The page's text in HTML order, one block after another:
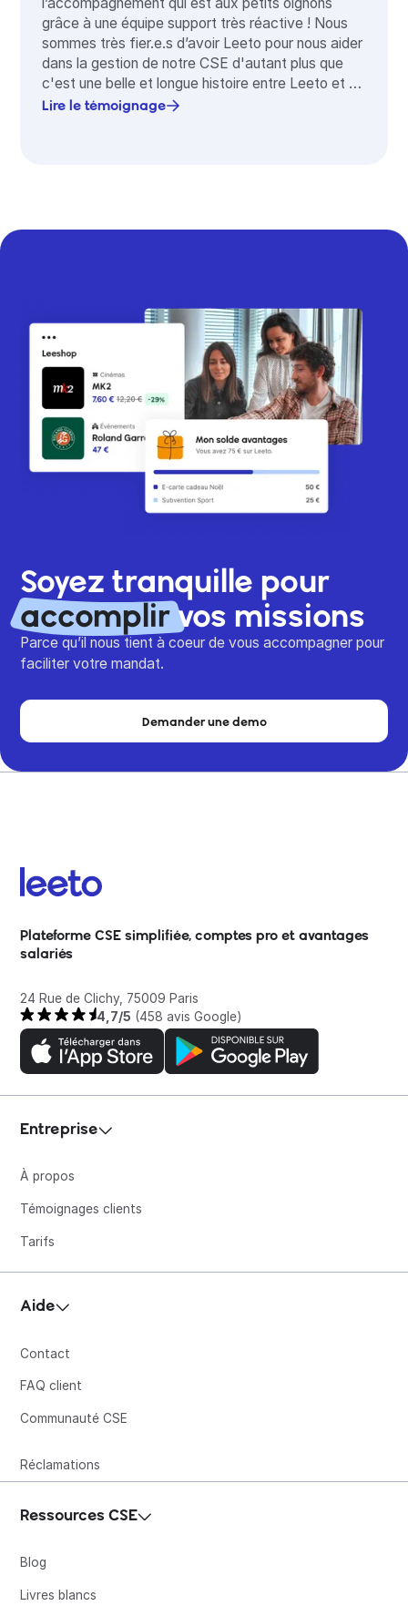
grâce à une équipe support très réactive ! Nous
sommes très fier.e.s d’avoir Leeto pour nous aider
dans la gestion de notre CSE d'autant plus que
c'est une belle et longue histoire entre Leeto et Le
Wagon, lancé par les 3 co-fondateurs après leur
Lire le témoignage
Soyez tranquille pour
accomplirvos missions
Parce qu’il nous tient à coeur de vous accompagner pour
faciliter votre mandat.
Demander une demo
Plateforme CSE simplifiée, comptes pro et avantages
salariés
24 Rue de Clichy, 75009 Paris
4,7/5 (458 avis Google)
Entreprise
À propos
Témoignages clients
Tarifs
Aide
Contact
FAQ client
Communauté CSE
Réclamations
Ressources CSE
Blog
Livres blancs